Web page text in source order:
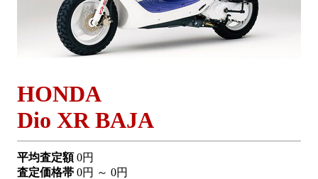
HONDA
Dio XR BAJA
平均査定額0円
査定価格帯 0円 ～ 0円